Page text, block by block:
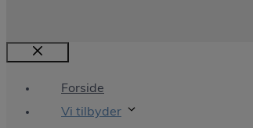
Luk
Forside
Vi tilbyder